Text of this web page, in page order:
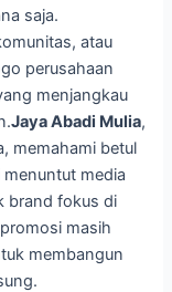
saja.
atau
perusahaan
menjangkau
Jaya Abadi Mulia,
memahami betul
media
brand fokus di
masih
membangun